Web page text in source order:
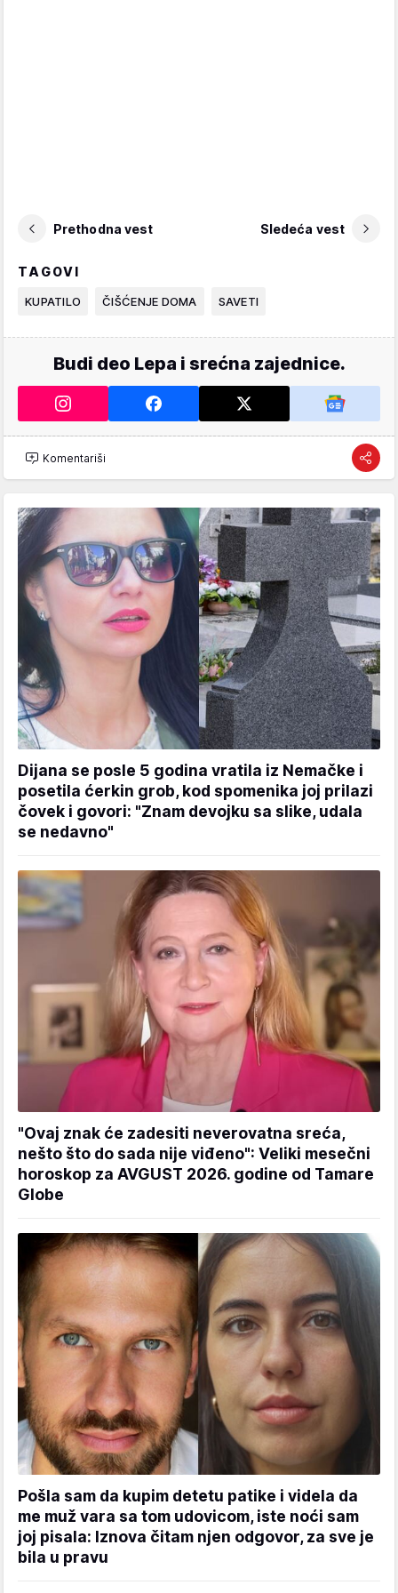
Prethodna vest Sledeća vest
TAGOVI
KUPATILO ČIŠĆENJE DOMA SAVETI
Budi deo Lepa i srećna zajednice.
Komentariši
Dijana se posle 5 godina vratila iz Nemačke i
posetila ćerkin grob, kod spomenika joj prilazi
čovek i govori: "Znam devojku sa slike, udala
se nedavno"
"Ovaj znak će zadesiti neverovatna sreća,
nešto što do sada nije viđeno": Veliki mesečni
horoskop za AVGUST 2026. godine od Tamare
Globe
Pošla sam da kupim detetu patike i videla da
me muž vara sa tom udovicom, iste noći sam
joj pisala: Iznova čitam njen odgovor, za sve je
bila u pravu